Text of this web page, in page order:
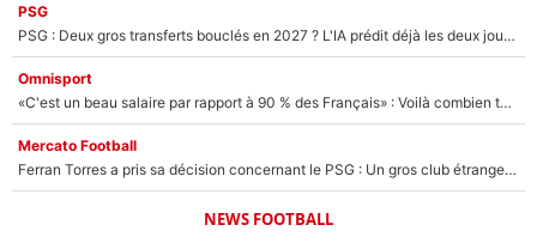
PSG
PSG : Deux gros transferts bouclés en 2027 ? L'IA prédit déjà les deux joueurs qui pourraient rejoindre Luis Enrique !
Omnisport
«C'est un beau salaire par rapport à 90 % des Français» : Voilà combien touchait Nelson Monfort sur France Télévisions avant de rejoindre CNews
Mercato Football
Ferran Torres a pris sa décision concernant le PSG : Un gros club étranger prêt à relancer le feuilleton pour la signature du champion du monde 2026 !
NEWS FOOTBALL